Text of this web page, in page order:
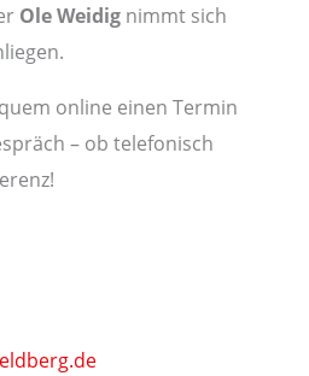
Ole Weidignimmt sich
online einen Termin
– ob telefonisch